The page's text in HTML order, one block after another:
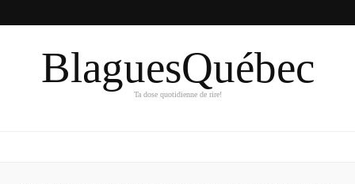
BlaguesQuébec
Ta dose quotidienne de rire!